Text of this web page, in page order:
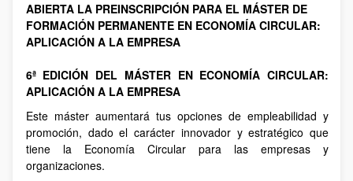
ABIERTA LA PREINSCRIPCIÓN PARA EL MÁSTER DE
FORMACIÓN PERMANENTE EN ECONOMÍA CIRCULAR:
APLICACIÓN A LA EMPRESA
6ª EDICIÓN DEL MÁSTER EN ECONOMÍA CIRCULAR:
APLICACIÓN A LA EMPRESA
Este máster aumentará tus opciones de empleabilidad y
promoción, dado el carácter innovador y estratégico que
tiene la Economía Circular para las empresas y
organizaciones.